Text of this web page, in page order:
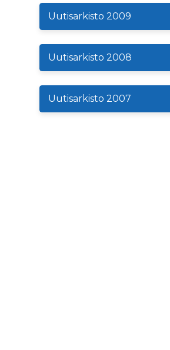
Uutisarkisto 2009
Uutisarkisto 2008
Uutisarkisto 2007